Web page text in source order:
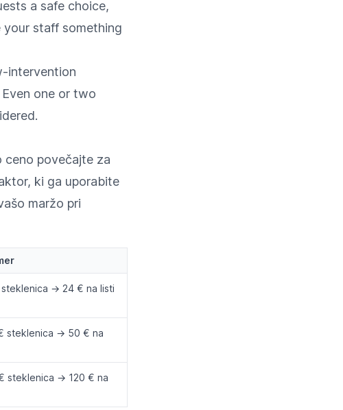
a safe choice,
staff something
intervention
one or two
ceno povečajte za
ki ga uporabite
maržo pri
→ 24 € na listi
steklenica → 50 € na
steklenica → 120 € na